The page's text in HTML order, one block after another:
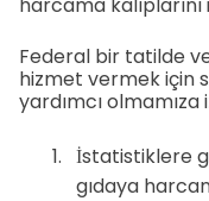
Federal bir tatilde
hizmet vermek için
yardımcı olmamıza
İstatistiklere
gıdaya